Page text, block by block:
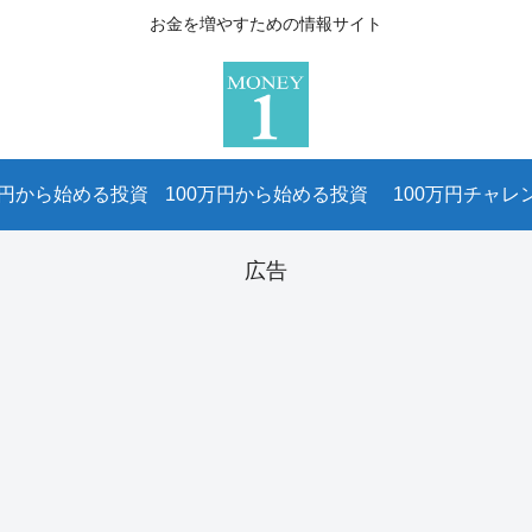
お金を増やすための情報サイト
から始める投資 100万円から始める投資 100万円チャレ
広告